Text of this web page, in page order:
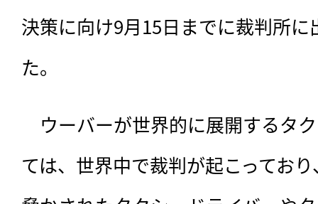
決策に向け9月15日までに裁判所
た。
ウーバーが世界的に展開するタ
ては、世界中で裁判が起こってお